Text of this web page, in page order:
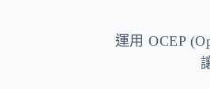
運用 OCEP